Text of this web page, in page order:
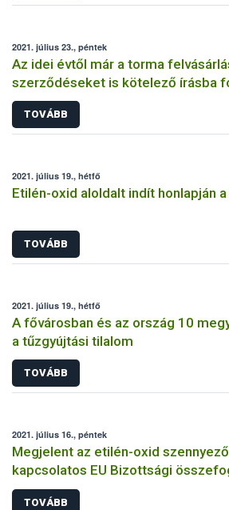
2021. július 23., péntek
Az idei évtől már a torma
szerződéseket is kötelező írásba
TOVÁBB
2021. július 19., hétfő
Etilén-oxid aloldalt indít honlapján
TOVÁBB
2021. július 19., hétfő
A fővárosban és az ország 10
a tűzgyújtási tilalom
TOVÁBB
2021. július 16., péntek
Megjelent az etilén-oxid
kapcsolatos EU Bizottsági
TOVÁBB